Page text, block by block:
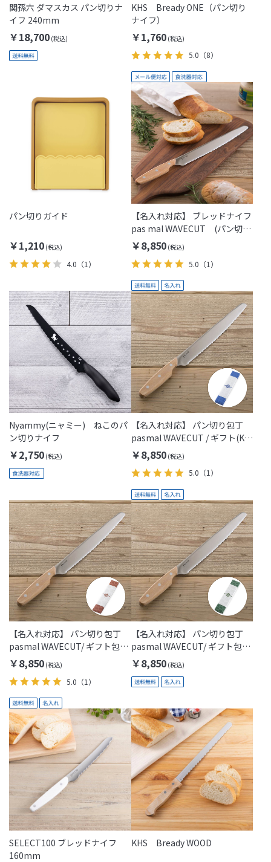
関孫六 ダマスカス パン切りナ
イフ 240mm
￥18,700
KHS Bready ONE（パン切り
ナイフ）
￥1,760
5.0 （8）
パン切りガイド
￥1,210
4.0 （1）
【名入れ対応】 ブレッドナイフ
pas mal WAVECUT (パン切り
包丁)
￥8,850
5.0 （1）
Nyammy(ニャミー) ねこのパ
ン切りナイフ
￥2,750
【名入れ対応】 パン切り包丁
pasmal WAVECUT / ギフト(KAI
Gift)
￥8,850
5.0 （1）
【名入れ対応】 パン切り包丁
pasmal WAVECUT/ ギフト包装
付き(Thanks Mom)
￥8,850
5.0 （1）
【名入れ対応】 パン切り包丁
pasmal WAVECUT/ ギフト包装
付き(Thanks Dad)
￥8,850
SELECT100 ブレッドナイフ
160mm
KHS Bready WOOD